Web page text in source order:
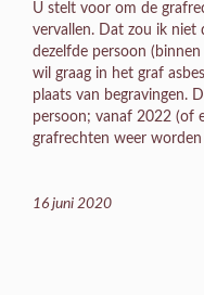
U stelt voor om de
vervallen. Dat zou ik niet
dezelfde persoon
wil graag in het graf
plaats van begravingen.
persoon; vanaf 2022 (of
grafrechten weer
16 juni 2020